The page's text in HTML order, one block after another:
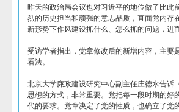
昨天的政治局会议也对习近平的地位做了比此
烈的历史担当和顽强的意志品质，直面党内存
新形势下作风建设抓什么、怎么抓的问题，进
受访学者指出，党章修改后的新增内容，主
看法。
北京大学廉政建设研究中心副主任庄德水告诉
思想的方式，非常重要。党把每一段时期的好
代的要求。党章决定了党的性质，也确立了党